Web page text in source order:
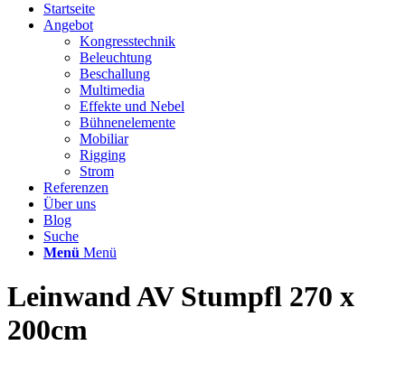
Startseite
Angebot
Kongresstechnik
Beleuchtung
Beschallung
Multimedia
Effekte und Nebel
Bühnenelemente
Mobiliar
Rigging
Strom
Referenzen
Über uns
Blog
Suche
Menü Menü
Leinwand AV Stumpfl 270 x
200cm